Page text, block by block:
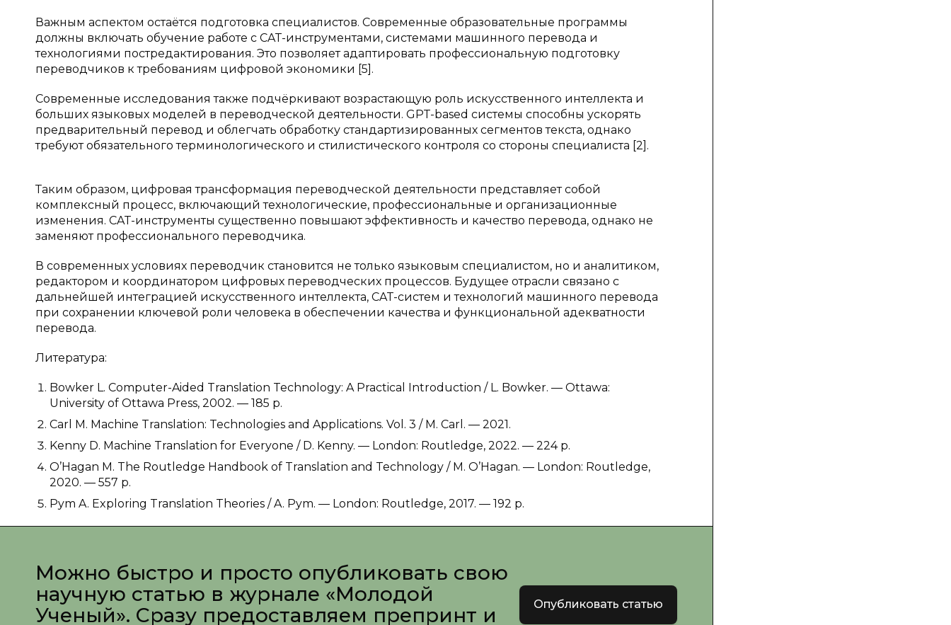
Важным аспектом остаётся подготовка специалистов. Современные образовательные программы
должны включать обучение работе с CAT-инструментами, системами машинного перевода и
технологиями постредактирования. Это позволяет адаптировать профессиональную подготовку
переводчиков к требованиям цифровой экономики [5].
Современные исследования также подчёркивают возрастающую роль искусственного интеллекта и
больших языковых моделей в переводческой деятельности. GPT-based системы способны ускорять
предварительный перевод и облегчать обработку стандартизированных сегментов текста, однако
требуют обязательного терминологического и стилистического контроля со стороны специалиста [2].
Таким образом, цифровая трансформация переводческой деятельности представляет собой
комплексный процесс, включающий технологические, профессиональные и организационные
изменения. CAT-инструменты существенно повышают эффективность и качество перевода, однако не
заменяют профессионального переводчика.
В современных условиях переводчик становится не только языковым специалистом, но и аналитиком,
редактором и координатором цифровых переводческих процессов. Будущее отрасли связано с
дальнейшей интеграцией искусственного интеллекта, CAT-систем и технологий машинного перевода
при сохранении ключевой роли человека в обеспечении качества и функциональной адекватности
перевода.
Литература:
Bowker L. Computer-Aided Translation Technology: A Practical Introduction / L. Bowker. — Ottawa:
University of Ottawa Press, 2002. — 185 p.
Carl M. Machine Translation: Technologies and Applications. Vol. 3 / M. Carl. — 2021.
Kenny D. Machine Translation for Everyone / D. Kenny. — London: Routledge, 2022. — 224 p.
O’Hagan M. The Routledge Handbook of Translation and Technology / M. O’Hagan. — London: Routledge,
2020. — 557 p.
Pym A. Exploring Translation Theories / A. Pym. — London: Routledge, 2017. — 192 p.
Можно быстро и просто опубликовать свою
научную статью в журнале «Молодой
Ученый». Сразу предоставляем препринт и
Опубликовать статью